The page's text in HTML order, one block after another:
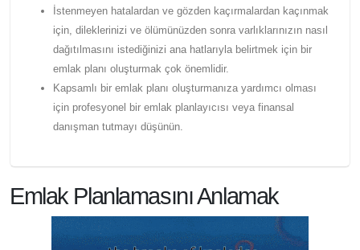
İstenmeyen hatalardan ve gözden kaçırmalardan kaçınmak
için, dileklerinizi ve ölümünüzden sonra varlıklarınızın nasıl
dağıtılmasını istediğinizi ana hatlarıyla belirtmek için bir
emlak planı oluşturmak çok önemlidir.
Kapsamlı bir emlak planı oluşturmanıza yardımcı olması
için profesyonel bir emlak planlayıcısı veya finansal
danışman tutmayı düşünün.
Emlak Planlamasını Anlamak